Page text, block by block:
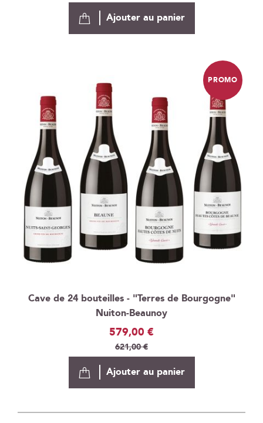
Ajouter au panier
Cave de 24 bouteilles - "Terres de Bourgogne"
Nuiton-Beaunoy
Prix
Spécial
579,00 €
621,00 €
PROMO
Ajouter au panier